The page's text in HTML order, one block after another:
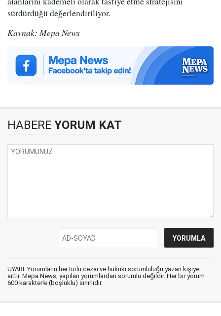
sürdürdüğü değerlendiriliyor.
Kaynak: Mepa News
HABERE YORUM KAT
UYARI: Yorumların her türlü cezai ve hukuki sorumluluğu yazan kişiye
aittir. Mepa News, yapılan yorumlardan sorumlu değildir. Her bir yorum
600 karakterle (boşluklu) sınırlıdır.